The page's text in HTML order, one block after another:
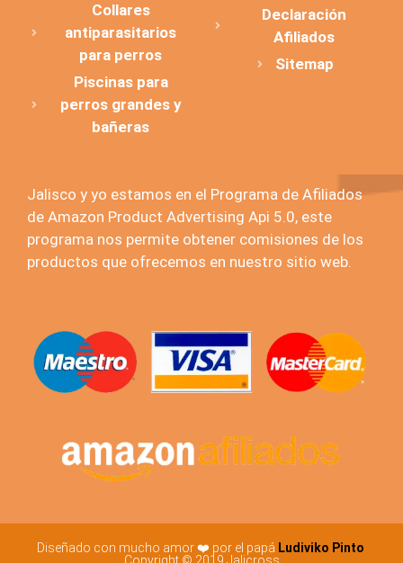
Collares
antiparasitarios
para perros
Piscinas para
perros grandes y
bañeras
Declaración
Afiliados
Sitemap
Jalisco y yo estamos en el Programa de Afiliados
de Amazon Product Advertising Api 5.0, este
programa nos permite obtener comisiones de los
productos que ofrecemos en nuestro sitio web.
Diseñado con mucho amor ❤️ por el papá Ludiviko Pinto